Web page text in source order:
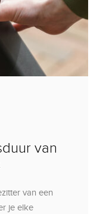
van
van een
je elke